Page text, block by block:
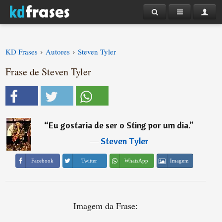
KD Frases › Autores › Steven Tyler
Frase de Steven Tyler
“Eu gostaria de ser o Sting por um dia.”
―Steven Tyler
Facebook Twitter WhatsApp Imagem
Imagem da Frase: